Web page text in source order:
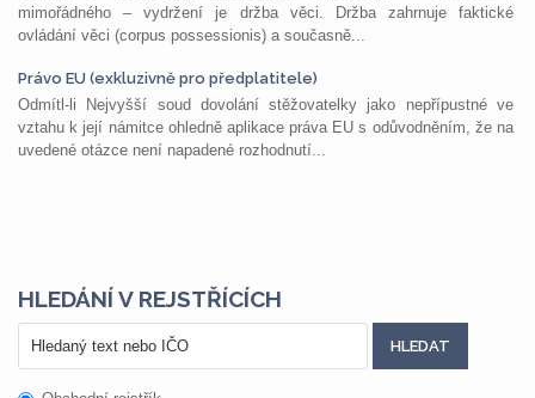
mimořádného – vydržení je držba věci. Držba zahrnuje faktické
ovládání věci (corpus possessionis) a současně...
Právo EU (exkluzivně pro předplatitele)
Odmítl-li Nejvyšší soud dovolání stěžovatelky jako nepřípustné ve
vztahu k její námitce ohledně aplikace práva EU s odůvodněním, že na
uvedené otázce není napadené rozhodnutí...
HLEDÁNÍ V REJSTŘÍCÍCH